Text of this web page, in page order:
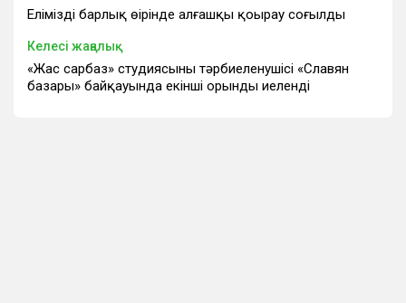
Еліміздің барлық өңірінде алғашқы қоңырау соғылды
Келесі жаңалық
«Жас сарбаз» студиясының тәрбиеленушісі «Славян
базары» байқауында екінші орынды иеленді